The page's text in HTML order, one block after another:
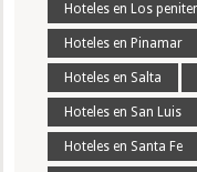
Hoteles en Los
Hoteles en Pinamar
Hoteles en Salta
Hoteles en San Luis
Hoteles en Santa Fe